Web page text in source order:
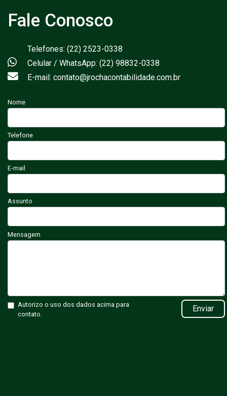
Fale Conosco
Telefones: (22) 2523-0338
Celular / WhatsApp: (22) 98832-0338
E-mail: contato@jrochacontabilidade.com.br
Nome
Telefone
E-mail
Assunto
Mensagem
Autorizo o uso dos dados acima para
contato.
Enviar